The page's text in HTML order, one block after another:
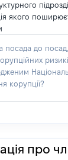
якого
посада до
корупції?
про